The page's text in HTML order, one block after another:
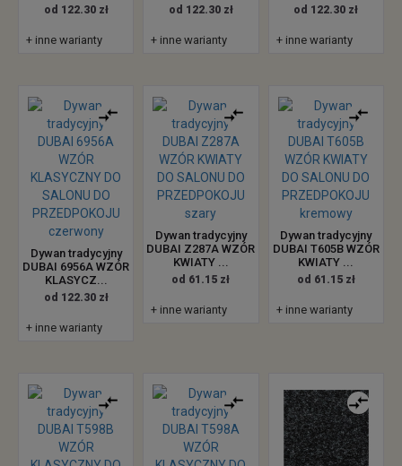
od 122.30 zł
+ inne warianty
od 122.30 zł
+ inne warianty
od 122.30 zł
+ inne warianty
Dywan tradycyjny
DUBAI 6956A WZÓR
KLASYCZ...
od 122.30 zł
+ inne warianty
Dywan tradycyjny
DUBAI Z287A WZÓR
KWIATY ...
od 61.15 zł
+ inne warianty
Dywan tradycyjny
DUBAI T605B WZÓR
KWIATY ...
od 61.15 zł
+ inne warianty